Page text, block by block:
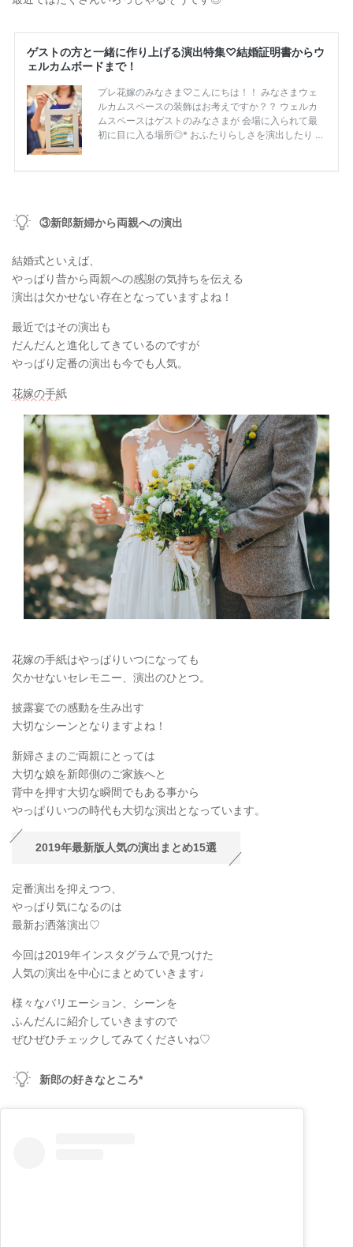
③新郎新婦から両親への演出
結婚式といえば、
やっぱり昔から両親への感謝の気持ちを伝える
演出は欠かせない存在となっていますよね！
最近ではその演出も
だんだんと進化してきているのですが
やっぱり定番の演出も今でも人気。
花嫁の手紙
花嫁の手紙はやっぱりいつになっても
欠かせないセレモニー、演出のひとつ。
披露宴での感動を生み出す
大切なシーンとなりますよね！
新婦さまのご両親にとっては
大切な娘を新郎側のご家族へと
背中を押す大切な瞬間でもある事から
やっぱりいつの時代も大切な演出となっています。
2019年最新版人気の演出まとめ15選
定番演出を抑えつつ、
やっぱり気になるのは
最新お洒落演出♡
今回は2019年インスタグラムで見つけた
人気の演出を中心にまとめていきます♩
様々なバリエーション、シーンを
ふんだんに紹介していきますので
ぜひぜひチェックしてみてくださいね♡
新郎の好きなところ*